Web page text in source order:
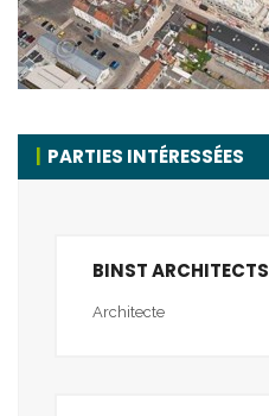
PARTIES INTÉRESSÉES
BINST ARCHITECTS
Architecte